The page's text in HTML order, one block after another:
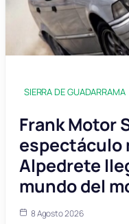
SIERRA DE GUADARRAMA
Frank Motor
espectáculo
Alpedrete
mundo del
8 Agosto 2026